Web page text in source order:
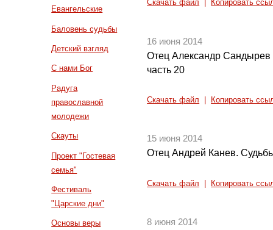
Евангельские
Баловень судьбы
Детский взгляд
С нами Бог
Радуга
православной
молодежи
Скауты
Проект "Гостевая
семья"
Фестиваль
"Царские дни"
Основы веры
Скачать файл Копировать
16 июня 2014
Отец Александр Сандырев
часть 20
Скачать файл Копировать
15 июня 2014
Отец Андрей Канев.
Скачать файл Копировать
8 июня 2014